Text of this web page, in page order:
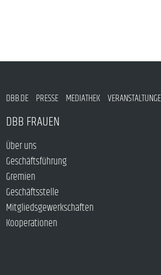
DBB.DE PRESSE MEDIATHEK
DBB FRAUEN
Über uns
Geschäftsführung
Gremien
Geschäftsstelle
Mitgliedsgewerkschaften
Kooperationen